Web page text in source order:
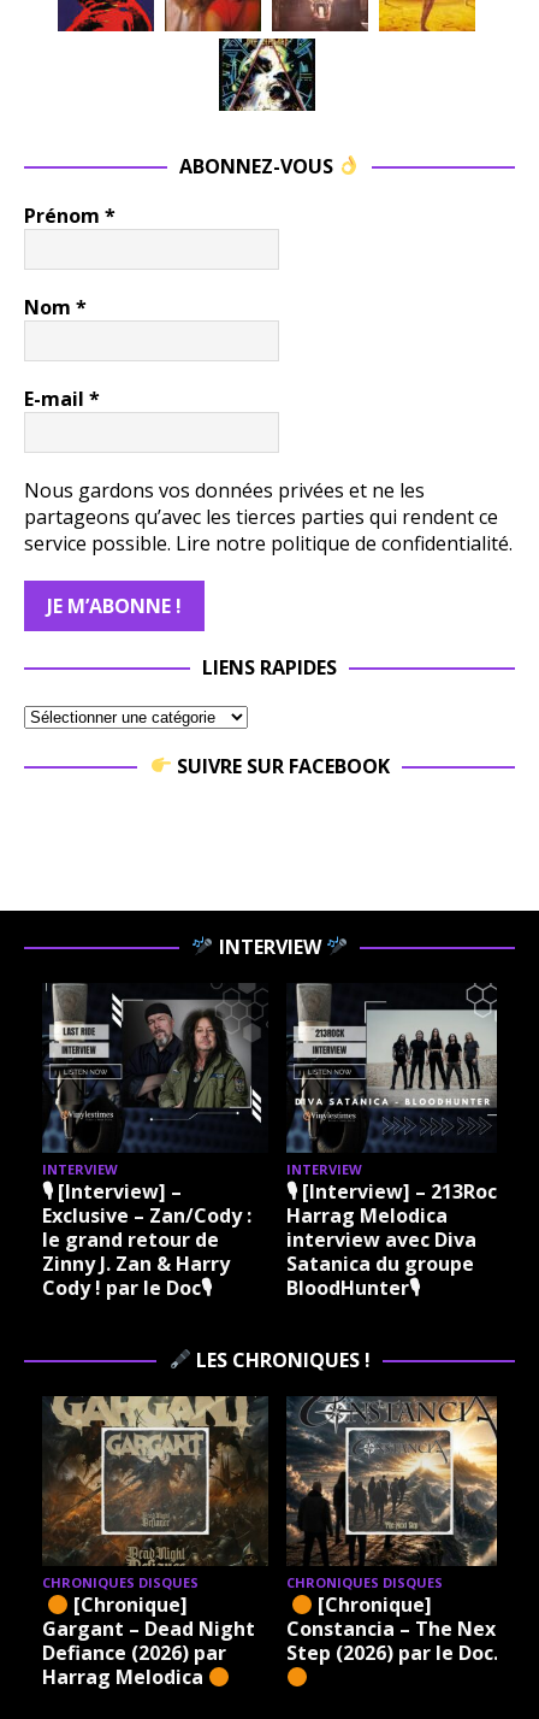
ABONNEZ-VOUS
Prénom *
Nom *
E-mail *
Nous gardons vos données privées et ne les
partageons qu’avec les tierces parties qui rendent ce
service possible. Lire notre politique de confidentialité.
LIENS RAPIDES
SUIVRE SUR FACEBOOK
INTERVIEW
INTERVIEW
🎙 [Interview] – 213Rock
Harrag Melodica &
Madama Rock – Sylvie
Grare 20 07 2026
Vinylestimes Classic
INTERVIEW
🎙 [Interview] – 213Rock
Harrag Melodica Live
interview avec Hannes
Braun du groupe Kissin
Dynamite 🎙
LES CHRONIQUES !
CHRONIQUES DISQUES
[Chronique]
Xandria – Eclipse (2026)
par le Doc.
CHRONIQUES DISQUES
[Chronique] Chez
Kane – Reckless (2026)
par le Doc.